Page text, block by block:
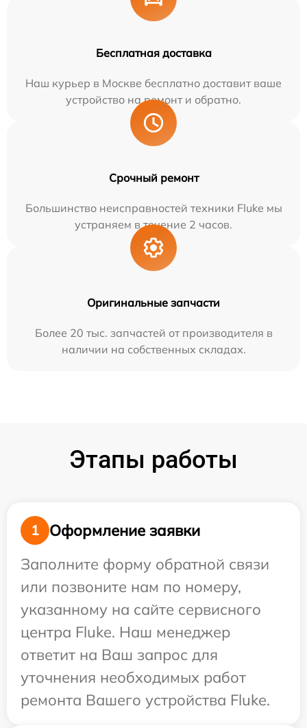
Бесплатная доставка
Наш курьер в Москве бесплатно доставит ваше
устройство на ремонт и обратно.
Срочный ремонт
Большинство неисправностей техники Fluke мы
устраняем в течение 2 часов.
Оригинальные запчасти
Более 20 тыс. запчастей от производителя в
наличии на собственных складах.
Этапы работы
1
Оформление заявки
Заполните форму обратной связи
или позвоните нам по номеру,
указанному на сайте сервисного
центра Fluke. Наш менеджер
ответит на Ваш запрос для
уточнения необходимых работ
ремонта Вашего устройства Fluke.